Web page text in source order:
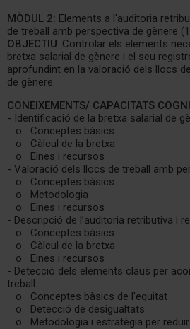
MÒDUL 2: Elements a l'auditoria
de treball amb perspectiva de gènere
OBJECTIU: Controlar els elements
bretxa salarial de gènere i el seu
aprofundint en la valoració dels llocs
de gènere.
CONEIXEMENTS/ CAPACITATS
- Identificació de la bretxa salarial de
o Conceptes bàsics
o Càlcul de la bretxa
o Eines i recursos
- Valoració dels llocs de treball amb
o Conceptes bàsics
o Metodologia
o Eines i recursos
- Descripció de l’auditoria retributiva i
o Conceptes bàsics
o Càlcul de la bretxa
o Eines i recursos
- Detecció dels elements claus per
treball:
o Conceptes bàsics de l'equitat
o Detecció de desigualtats
o Metodologia i estratègia per